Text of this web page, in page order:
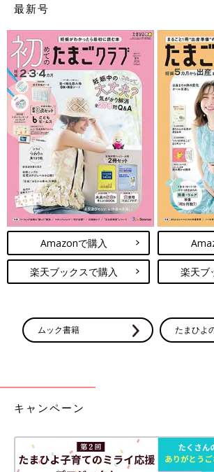
最新号
Amazonで購入
楽天ブックスで購入 楽天ブ
ムック書籍 たまひよ
キャンペーン